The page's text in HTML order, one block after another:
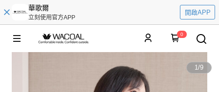
華歌爾
立刻使用官方APP
開啟APP
0
1/9